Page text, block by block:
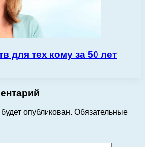
для тех кому за 50 лет
опубликован. Обязательные